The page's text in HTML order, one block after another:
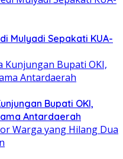
Mulyadi Sepakati KUA-
Bupati OKI,
Antardaerah